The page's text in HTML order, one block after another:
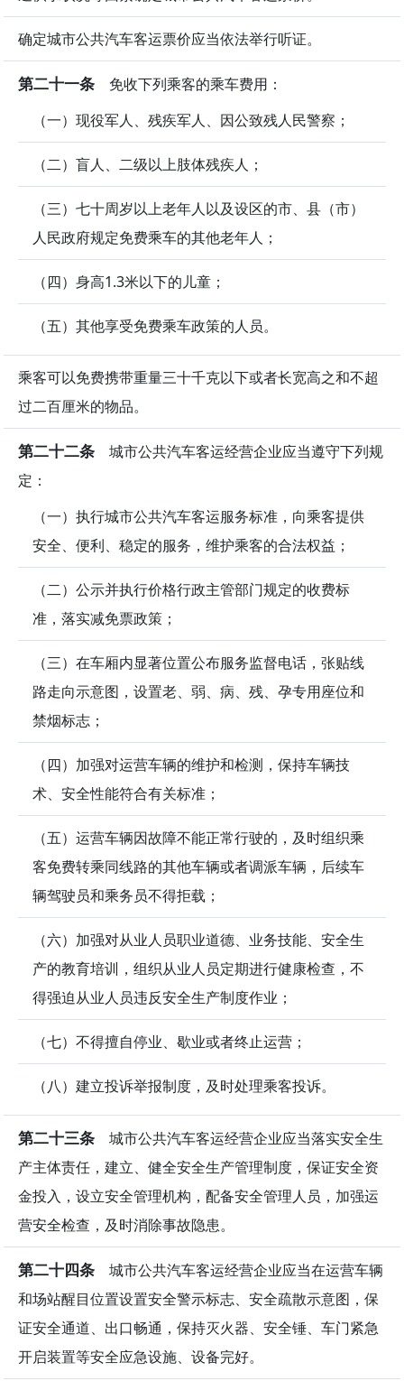
确定城市公共汽车客运票价应当依法举行听证。
第二十一条 免收下列乘客的乘车费用：
（一）现役军人、残疾军人、因公致残人民警察；
（二）盲人、二级以上肢体残疾人；
（三）七十周岁以上老年人以及设区的市、县（市）
人民政府规定免费乘车的其他老年人；
（四）身高1.3米以下的儿童；
（五）其他享受免费乘车政策的人员。
乘客可以免费携带重量三十千克以下或者长宽高之和不超
过二百厘米的物品。
第二十二条 城市公共汽车客运经营企业应当遵守下列规
定：
（一）执行城市公共汽车客运服务标准，向乘客提供
安全、便利、稳定的服务，维护乘客的合法权益；
（二）公示并执行价格行政主管部门规定的收费标
准，落实减免票政策；
（三）在车厢内显著位置公布服务监督电话，张贴线
路走向示意图，设置老、弱、病、残、孕专用座位和
禁烟标志；
（四）加强对运营车辆的维护和检测，保持车辆技
术、安全性能符合有关标准；
（五）运营车辆因故障不能正常行驶的，及时组织乘
客免费转乘同线路的其他车辆或者调派车辆，后续车
辆驾驶员和乘务员不得拒载；
（六）加强对从业人员职业道德、业务技能、安全生
产的教育培训，组织从业人员定期进行健康检查，不
得强迫从业人员违反安全生产制度作业；
（七）不得擅自停业、歇业或者终止运营；
（八）建立投诉举报制度，及时处理乘客投诉。
第二十三条 城市公共汽车客运经营企业应当落实安全生
产主体责任，建立、健全安全生产管理制度，保证安全资
金投入，设立安全管理机构，配备安全管理人员，加强运
营安全检查，及时消除事故隐患。
第二十四条 城市公共汽车客运经营企业应当在运营车辆
和场站醒目位置设置安全警示标志、安全疏散示意图，保
证安全通道、出口畅通，保持灭火器、安全锤、车门紧急
开启装置等安全应急设施、设备完好。